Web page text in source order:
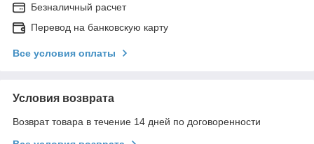
Безналичный расчет
Перевод на банковскую карту
Все условия оплаты
Условия возврата
Возврат товара в течение 14 дней по договоренности